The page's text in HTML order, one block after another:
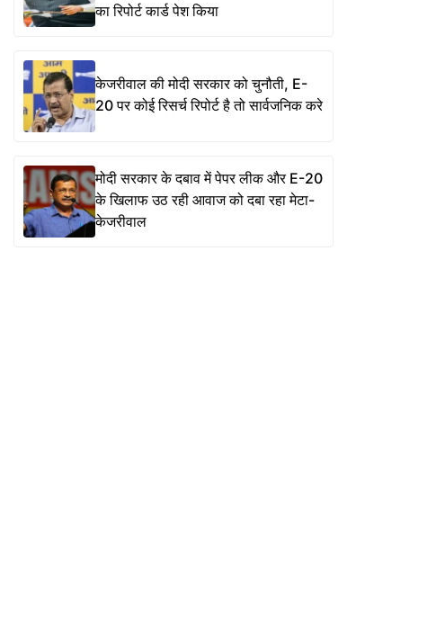
का रिपोर्ट कार्ड पेश किया
केजरीवाल की मोदी सरकार को चुनौती, E-
20 पर कोई रिसर्च रिपोर्ट है तो सार्वजनिक करे
मोदी सरकार के दबाव में पेपर लीक और E-20
के खिलाफ उठ रही आवाज को दबा रहा मेटा-
केजरीवाल